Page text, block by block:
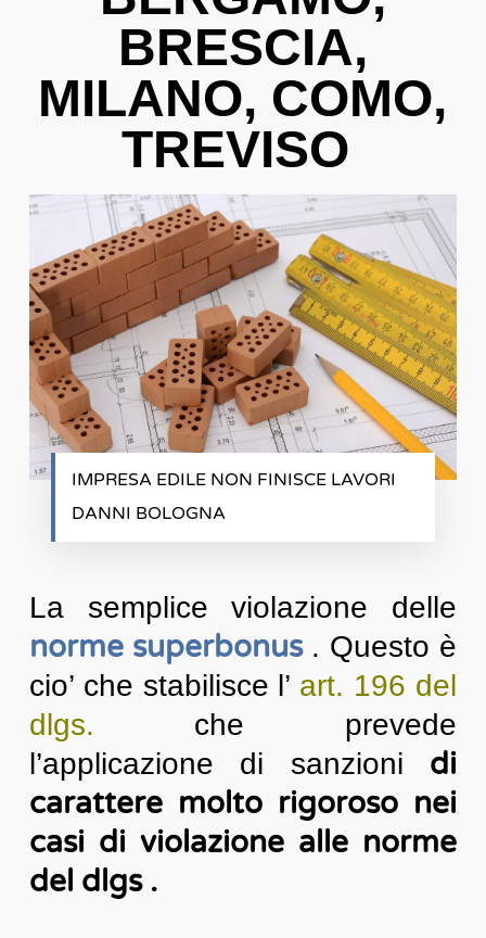
BRESCIA,
MILANO, COMO,
TREVISO
IMPRESA EDILE NON FINISCE LAVORI
DANNI BOLOGNA
La semplice violazione delle
norme superbonus. Questo è
cio’ che stabilisce l’ art. 196 del
dlgs. che prevede
l’applicazione di sanzioni di
carattere molto rigoroso nei
casi di violazione alle norme
del dlgs .